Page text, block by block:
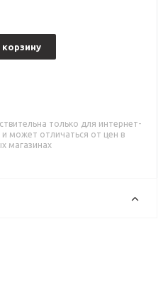
корзину
только для интернет-
и может отличаться от цен в
магазинах